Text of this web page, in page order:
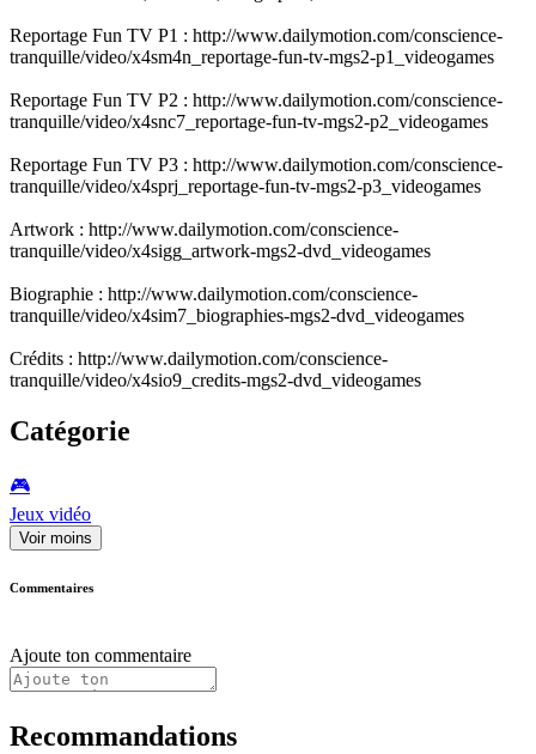
Reportage Fun TV P1 : http://www.dailymotion.com/conscience-
tranquille/video/x4sm4n_reportage-fun-tv-mgs2-p1_videogames
Reportage Fun TV P2 : http://www.dailymotion.com/conscience-
tranquille/video/x4snc7_reportage-fun-tv-mgs2-p2_videogames
Reportage Fun TV P3 : http://www.dailymotion.com/conscience-
tranquille/video/x4sprj_reportage-fun-tv-mgs2-p3_videogames
Artwork : http://www.dailymotion.com/conscience-
tranquille/video/x4sigg_artwork-mgs2-dvd_videogames
Biographie : http://www.dailymotion.com/conscience-
tranquille/video/x4sim7_biographies-mgs2-dvd_videogames
Crédits : http://www.dailymotion.com/conscience-
tranquille/video/x4sio9_credits-mgs2-dvd_videogames
Catégorie
🎮️
Jeux vidéo
Voir moins
Commentaires
Ajoute ton commentaire
Recommandations